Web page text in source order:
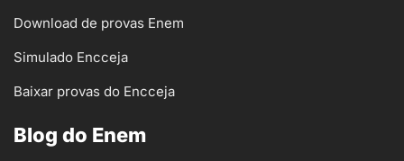
Download de provas Enem
Simulado Encceja
Baixar provas do Encceja
Blog do Enem